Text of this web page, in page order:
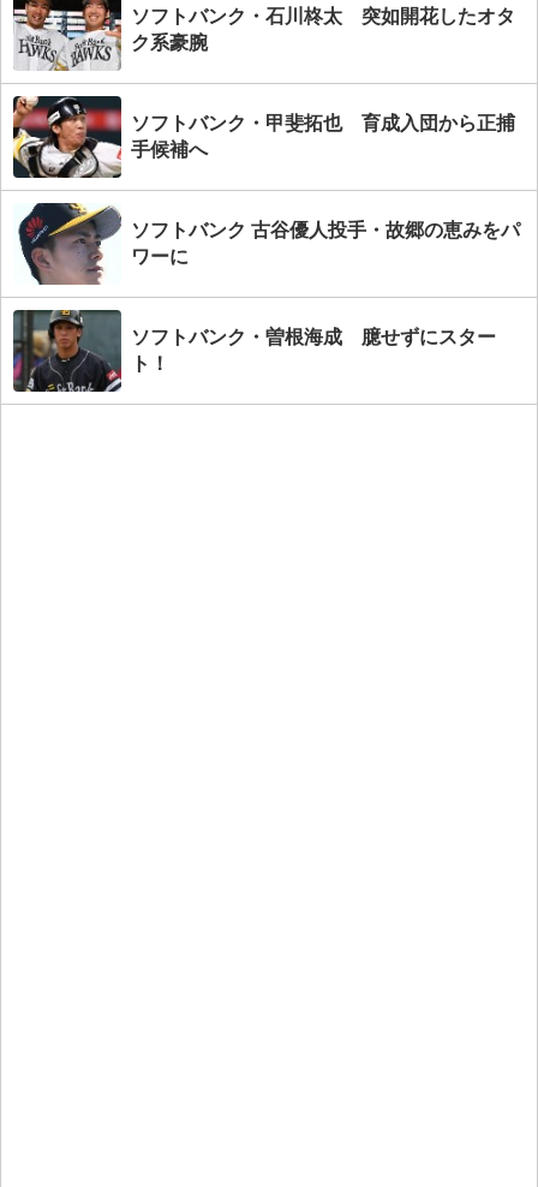
ソフトバンク・石川柊太 突如開花したオタ
ク系豪腕
ソフトバンク・甲斐拓也 育成入団から正捕
手候補へ
ソフトバンク 古谷優人投手・故郷の恵みをパ
ワーに
ソフトバンク・曽根海成 臆せずにスター
ト！